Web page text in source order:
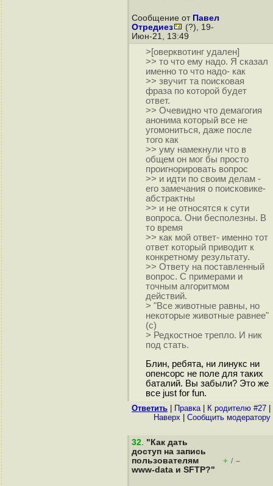
Сообщение от Павел
Отредиез
(?), 19-
Июн-21, 13:49
>[оверквотинг удален]
>> то что ему надо. Я сказал
именно то что надо- как
>> звучит та поисковая
фраза по которой будет
ответ.
>> Очевидно что демагогия
анонима который все не
угомониться, даже после
того как
>> уму намекнули что в
общем он мог бы просто
проигнорировать вопрос
>> и идти по своим делам -
его замечания о поисковике-
абстрактны
>> и не относятся к сути
вопроса. Они бесполезны. В
то время
>> как мой ответ- именно тот
ответ который приводит к
конкретному результату.
>> Ответу на поставленный
вопрос. С примерами и
точным алгоритмом
действий.
> "Все животные равны, но
некоторые животные равнее"
(с)
> Редкостное трепло. И ник
под стать.
Блин, ребята, ни линукс ни
опенсорс не поле для таких
баталий. Вы забыли? Это же
все just for fun.
Ответить Правка| К родителю #27
Наверх
Cообщить модератору
32. "Как дать
доступ на запись
пользователям
www-data и SFTP?"
+ / –